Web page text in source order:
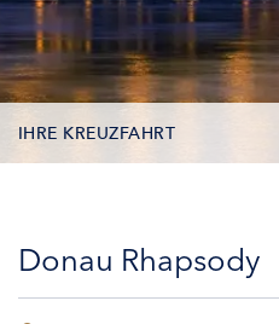
IHRE KREUZFAHRT
KABINEN
Donau Rhapsody